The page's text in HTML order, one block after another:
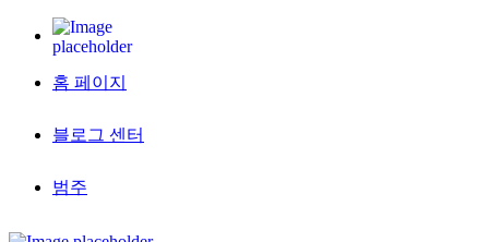
홈 페이지
블로그 센터
범주